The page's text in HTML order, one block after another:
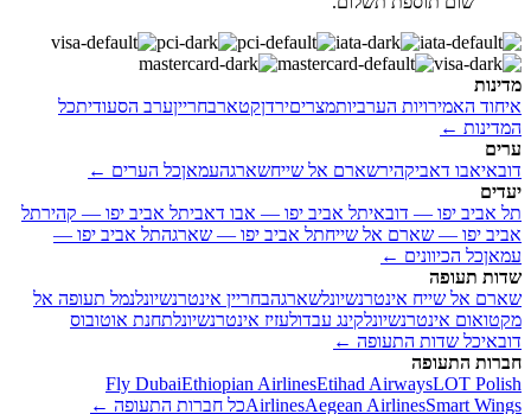
מדינות
איחוד האמירויות הערביותמצריםירדןקטארבחרייןערב הסעודיתכל
המדינות ←
ערים
דובאיאבו דאביקהירשארם אל שייחשארגהעמאןכל הערים ←
יעדים
תל אביב יפו — דובאיתל אביב יפו — אבו דאביתל אביב יפו — קהירתל
אביב יפו — שארם אל שייחתל אביב יפו — שארגהתל אביב יפו —
עמאןכל הכיוונים ←
שדות תעופה
שארם אל שייח אינטרנשיונלשארגהבחריין אינטרנשיונלנמל תעופה אל
מקטואום אינטרנשיונלקינג עבדולעזיז אינטרנשיונלתחנת אוטובוס
דובאיכל שדות התעופה ←
חברות התעופה
Fly DubaiEthiopian AirlinesEtihad AirwaysLOT Polish
AirlinesAegean AirlinesSmart Wings כל חברות התעופה ←